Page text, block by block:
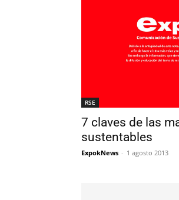
RSE
7 claves de las
sustentables
ExpokNews - 1 agosto 2013